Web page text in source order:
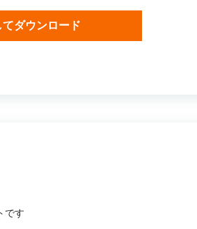
ダウンロード
です